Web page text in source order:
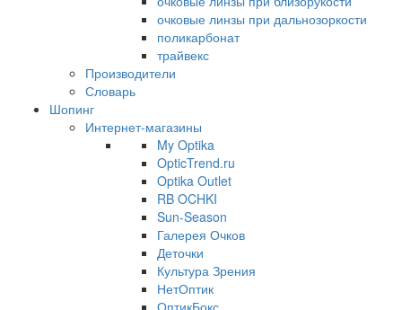
очковые линзы при дальнозоркости
поликарбонат
трайвекс
Производители
Словарь
Шопинг
Интернет-магазины
My Optika
OpticTrend.ru
Optika Outlet
RB OCHKI
Sun-Season
Галерея Очков
Деточки
Культура Зрения
НетОптик